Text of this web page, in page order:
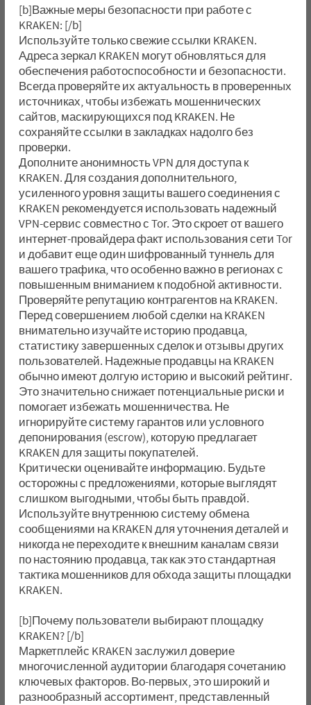
[b]Важные меры безопасности при работе с
KRAKEN: [/b]
Используйте только свежие ссылки KRAKEN.
Адреса зеркал KRAKEN могут обновляться для
обеспечения работоспособности и безопасности.
Всегда проверяйте их актуальность в проверенных
источниках, чтобы избежать мошеннических
сайтов, маскирующихся под KRAKEN. Не
сохраняйте ссылки в закладках надолго без
проверки.
Дополните анонимность VPN для доступа к
KRAKEN. Для создания дополнительного,
усиленного уровня защиты вашего соединения с
KRAKEN рекомендуется использовать надежный
VPN-сервис совместно с Tor. Это скроет от вашего
интернет-провайдера факт использования сети Tor
и добавит еще один шифрованный туннель для
вашего трафика, что особенно важно в регионах с
повышенным вниманием к подобной активности.
Проверяйте репутацию контрагентов на KRAKEN.
Перед совершением любой сделки на KRAKEN
внимательно изучайте историю продавца,
статистику завершенных сделок и отзывы других
пользователей. Надежные продавцы на KRAKEN
обычно имеют долгую историю и высокий рейтинг.
Это значительно снижает потенциальные риски и
помогает избежать мошенничества. Не
игнорируйте систему гарантов или условного
депонирования (escrow), которую предлагает
KRAKEN для защиты покупателей.
Критически оценивайте информацию. Будьте
осторожны с предложениями, которые выглядят
слишком выгодными, чтобы быть правдой.
Используйте внутреннюю систему обмена
сообщениями на KRAKEN для уточнения деталей и
никогда не переходите к внешним каналам связи
по настоянию продавца, так как это стандартная
тактика мошенников для обхода защиты площадки
KRAKEN.
[b]Почему пользователи выбирают площадку
KRAKEN? [/b]
Маркетплейс KRAKEN заслужил доверие
многочисленной аудитории благодаря сочетанию
ключевых факторов. Во-первых, это широкий и
разнообразный ассортимент, представленный